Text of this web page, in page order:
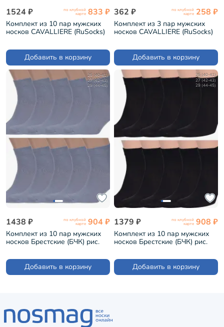
1524 ₽ по клубной
карте 833 ₽
Комплект из 10 пар мужских
носков CAVALLIERE (RuSocks)
Добавить в корзину
362 ₽ по клубной
карте 258 ₽
Комплект из 3 пар мужских
носков CAVALLIERE (RuSocks)
Добавить в корзину
25 (40-41)
27 (42-43)
29 (44-45)
1438 ₽ по клубной
карте 904 ₽
Комплект из 10 пар мужских
носков Брестские (БЧК) рис.
Добавить в корзину
25 (40-41)
27 (42-43)
29 (44-45)
1379 ₽ по клубной
карте 908 ₽
Комплект из 10 пар мужских
носков Брестские (БЧК) рис.
Добавить в корзину